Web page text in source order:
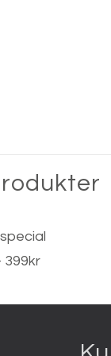
399kr